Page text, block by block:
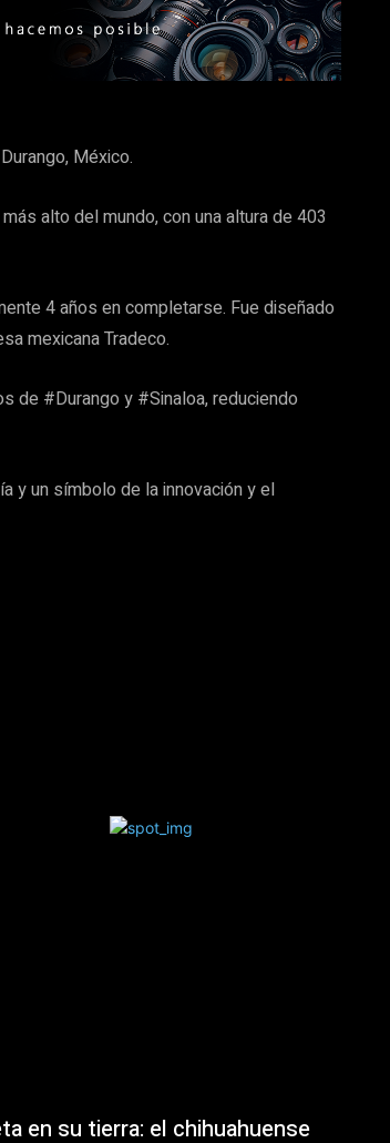
México.
alto del mundo, con una altura de 403
4 años en completarse. Fue diseñado
mexicana Tradeco.
de #Durango y #Sinaloa, reduciendo
y un símbolo de la innovación y el
en su tierra: el chihuahuense